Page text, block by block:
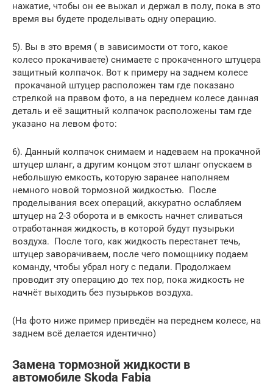
нажатие, чтобы он ее выжал и держал в полу, пока в это
время вы будете проделывать одну операцию.
5). Вы в это время ( в зависимости от того, какое
колесо прокачиваете) снимаете с прокаченного штуцера
защитный колпачок. Вот к примеру на заднем колесе
прокачаной штуцер расположен там где показано
стрелкой на правом фото, а на переднем колесе данная
деталь и её защитный колпачок расположены там где
указано на левом фото:
6). Данный колпачок снимаем и надеваем на прокачной
штуцер шланг, а другим концом этот шланг опускаем в
небольшую емкость, которую заранее наполняем
немного новой тормозной жидкостью. После
проделывания всех операций, аккуратно ослабляем
штуцер на 2-3 оборота и в емкость начнет сливаться
отработанная жидкость, в которой будут пузырьки
воздуха. После того, как жидкость перестанет течь,
штуцер заворачиваем, после чего помощнику подаем
команду, чтобы убрал ногу с педали. Продолжаем
проводит эту операцию до тех пор, пока жидкость не
начнёт выходить без пузырьков воздуха.
(На фото ниже пример приведён на переднем колесе, на
заднем всё делается идентично)
Замена тормозной жидкости в
автомобиле Skoda Fabia